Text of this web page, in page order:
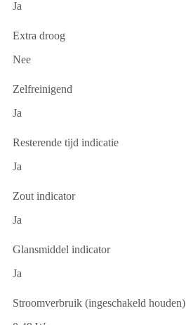
Ja
Extra droog
Nee
Zelfreinigend
Ja
Resterende tijd indicatie
Ja
Zout indicator
Ja
Glansmiddel indicator
Ja
Stroomverbruik (ingeschakeld houden)